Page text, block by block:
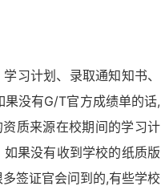
习计划、录取通知知书、
没有G/T官方成绩单的话,
质来源在校期间的学习计
果没有收到学校的纸质版
签证官会问到的,有些学校